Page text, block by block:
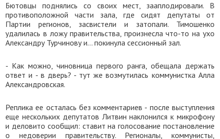
Бютовцы поднялись со своих мест, зааплодировали. В
противоположной части зала, где сидят депутаты от
Партии регионов, засвистели и затопали. Тимошенко
удалилась в ложу правительства, произнесла что-то на ухо
Александру Турчинову и… покинула сессионный зал.
- Как можно, чиновница первого ранга, обещала держать
ответ и - в дверь? - тут же возмутилась коммунистка Алла
Александровская.
Реплика ее осталась без комментариев - после выступления
еще нескольких депутатов Литвин наклонился к микрофону
и деловито сообщил: ставит на голосование постановление
о недоверии правительству. Регионалы, коммунисты,